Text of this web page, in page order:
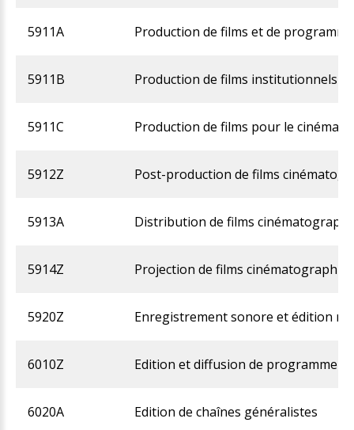
5911A Production de films et de
5911B Production de films institutionnels
5911C Production de films pour le cinéma
5912Z Post-production de films
5913A Distribution de films
5914Z Projection de films
5920Z Enregistrement sonore et édition
6010Z Edition et diffusion de programme
6020A Edition de chaînes généralistes